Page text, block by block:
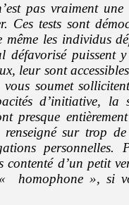
pas vraiment
Ces tests sont
les individus
puissent
leur sont
soumet
d’initiative, la
presque
sur trop de
personnelles.
contenté d’un petit
homophone », si